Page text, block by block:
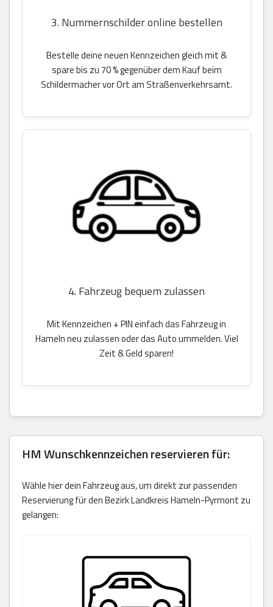
3. Nummernschilder online bestellen
Bestelle deine neuen Kennzeichen gleich mit &
spare bis zu 70 % gegenüber dem Kauf beim
Schildermacher vor Ort am Straßenverkehrsamt.
4. Fahrzeug bequem zulassen
Mit Kennzeichen + PIN einfach das Fahrzeug in
Hameln neu zulassen oder das Auto ummelden. Viel
Zeit & Geld sparen!
HM Wunschkennzeichen reservieren für:
Wähle hier dein Fahrzeug aus, um direkt zur passenden
Reservierung für den Bezirk Landkreis Hameln-Pyrmont zu
gelangen: